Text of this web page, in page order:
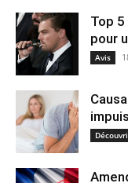
Top
pour
Avis